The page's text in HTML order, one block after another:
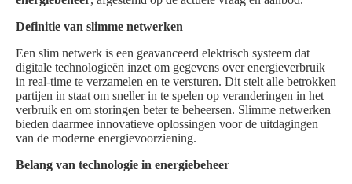
Definitie van slimme netwerken
Een slim netwerk is een geavanceerd elektrisch systeem dat
digitale technologieën inzet om gegevens over energieverbruik
in real-time te verzamelen en te versturen. Dit stelt alle betrokken
partijen in staat om sneller in te spelen op veranderingen in het
verbruik en om storingen beter te beheersen. Slimme netwerken
bieden daarmee innovatieve oplossingen voor de uitdagingen
van de moderne energievoorziening.
Belang van technologie in energiebeheer